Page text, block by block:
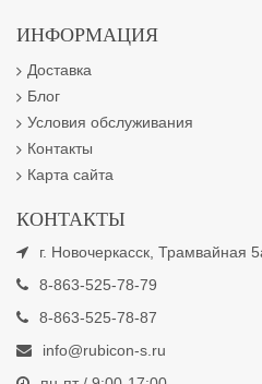
ИНФОРМАЦИЯ
Доставка
Блог
Условия обслуживания
Контакты
Карта сайта
КОНТАКТЫ
г. Новочеркасск, Трамвайная
8-863-525-78-79
8-863-525-78-87
info@rubicon-s.ru